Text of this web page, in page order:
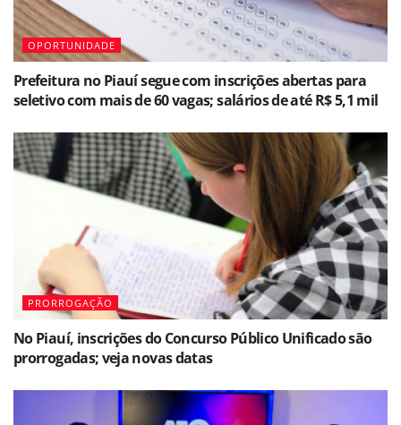
OPORTUNIDADE
Prefeitura no Piauí segue com inscrições abertas para
seletivo com mais de 60 vagas; salários de até R$ 5,1 mil
PRORROGAÇÃO
No Piauí, inscrições do Concurso Público Unificado são
prorrogadas; veja novas datas